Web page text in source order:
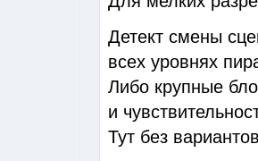
Детект смены
всех уровнях
Либо крупные
и
Тут без